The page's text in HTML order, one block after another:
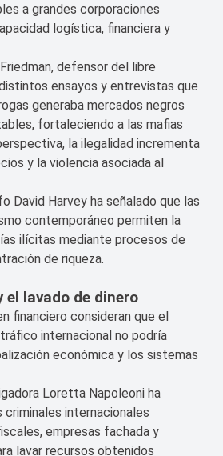
a grandes corporaciones
logística, financiera y
defensor del libre
ensayos y entrevistas que
generaba mercados negros
fortaleciendo a las mafias
la ilegalidad incrementa
y la violencia asociada al
David Harvey ha señalado que las
contemporáneo permiten la
ilícitas mediante procesos de
de riqueza.
el lavado de dinero
financiero consideran que el
internacional no podría
económica y los sistemas
Loretta Napoleoni ha
internacionales
empresas fachada y
lavar recursos obtenidos